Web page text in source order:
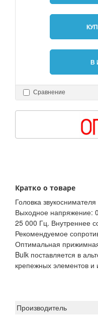
В
Сравнение
Кратко о товаре
Головка
Выходное напряжение:
25 000 Гц. Внутреннее
Рекомендуемое
Оптимальная
Bulk поставляется в
крепежных элементов и
Производитель